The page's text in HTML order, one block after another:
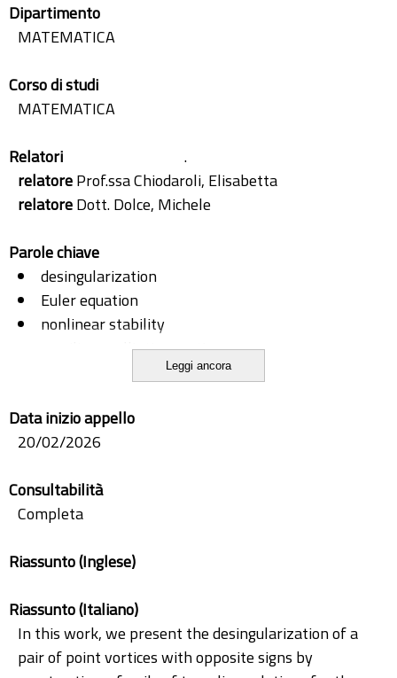
Dipartimento
MATEMATICA
Corso di studi
MATEMATICA
Relatori
.
relatoreProf.ssa Chiodaroli, Elisabetta
relatoreDott. Dolce, Michele
Parole chiave
desingularization
Euler equation
nonlinear stability
semilinear elliptic equations
traveling vortex pairs
vorticity method
Leggi ancora
Data inizio appello
20/02/2026
Consultabilità
Completa
Riassunto (Inglese)
Riassunto (Italiano)
In this work, we present the desingularization of a
pair of point vortices with opposite signs by